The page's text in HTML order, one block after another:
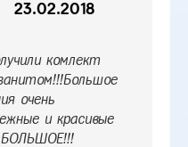
23.02.2018
комлект
очень
и красивые